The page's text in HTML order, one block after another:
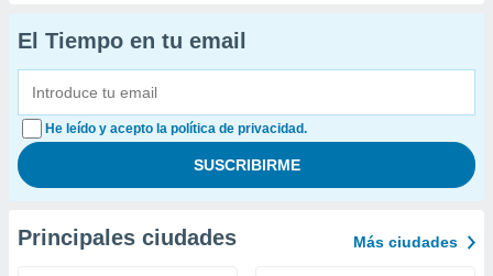
El Tiempo en tu email
He leído y acepto la política de privacidad.
Principales ciudades Más ciudades